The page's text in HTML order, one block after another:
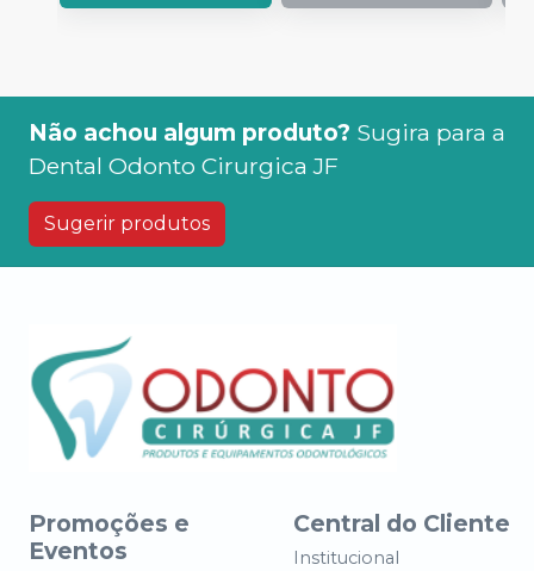
Não achou algum produto? Sugira para a
Dental Odonto Cirurgica JF
Sugerir produtos
Promoções e
Eventos
Central do Cliente
Institucional